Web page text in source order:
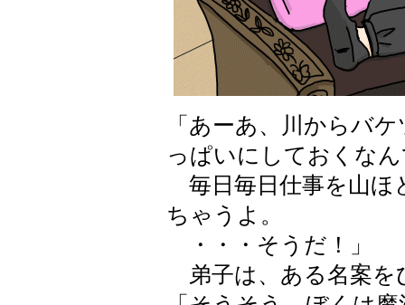
「あーあ、川からバ
っぱいにしておくな
毎日毎日仕事を山ほ
ちゃうよ。
・・・そうだ！」
弟子は、ある名案を